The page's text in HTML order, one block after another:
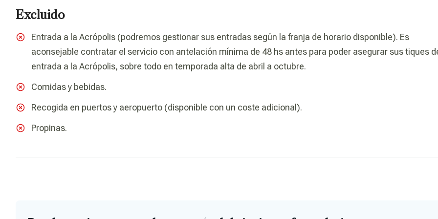
Excluido
Entrada a la Acrópolis (podremos gestionar sus entradas según la franja de horario disponible). Es
aconsejable contratar el servicio con antelación mínima de 48 hs antes para poder asegurar sus tiques
entrada a la Acrópolis, sobre todo en temporada alta de abril a octubre.
Comidas y bebidas.
Recogida en puertos y aeropuerto (disponible con un coste adicional).
Propinas.